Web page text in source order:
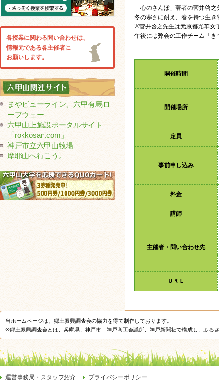
「心のさんぽ」著者の菅井啓
冬の寒さに耐え、春を待つ生
※菅井啓之先生は元京都光華女
午後には弊会の工作チーム「
開催時間
開催場所
定員
事前申し込み
料金
講師
主催者・問い合わせ先
ＵＲＬ
各授業に関わる問い合わせは、
情報元である各主催者に
お願いします。
まやビューライン、六甲有馬ロ
ープウェー
六甲山上施設ポータルサイト
「rokkosan.com」
神戸市立六甲山牧場
摩耶山へ行こう。
当ホームページは、郷土振興調査会の協力を得て制作しております。
※郷土振興調査会とは、兵庫県、神戸市 神戸商工会議所、神戸新聞社で構成し、ふる
運営事務局・スタッフ紹介 プライバシーポリシー